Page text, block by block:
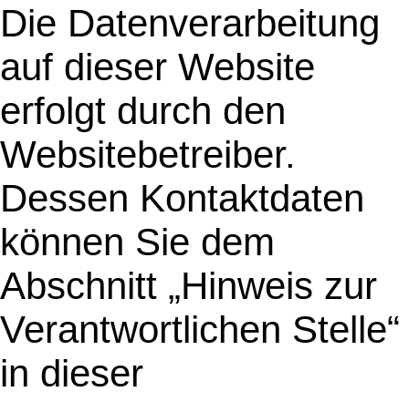
Die Datenverarbeitung
auf dieser Website
erfolgt durch den
Websitebetreiber.
Dessen Kontaktdaten
können Sie dem
Abschnitt „Hinweis zur
Verantwortlichen Stelle“
in dieser